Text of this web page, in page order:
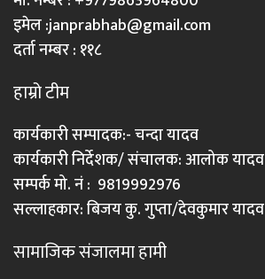
इमेल :janprabhab@gmail.com
दर्ता नम्बर : ११८
हाम्रो टीम
कार्यकारी सम्पादक:- चन्दा यादव
कार्यकारी निर्देशक/ संचालक: आलोक यादव
सम्पर्क मो. नं : 9819992976
सल्लाहकार: बिजय कु. गुप्ता/देवकुमार यादव
सामाजिक संजालमा हामी